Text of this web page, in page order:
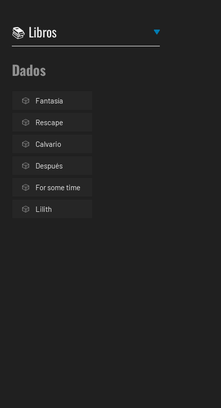
Dados
Fantasía
Rescape
Calvario
Después
For some time
Lilith